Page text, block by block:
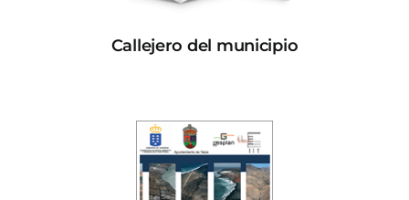
Callejero del municipio